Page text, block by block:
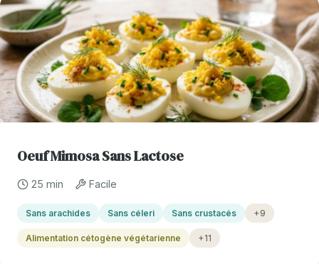
Oeuf Mimosa Sans Lactose
25 min Facile
Sans arachides Sans céleri Sans crustacés +9
Alimentation cétogène végétarienne +11